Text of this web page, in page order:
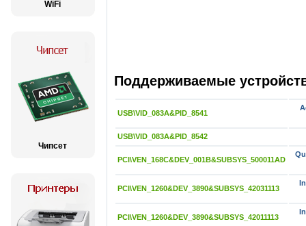
WiFi
Чипсет
Поддерживаемые
USB\VID_083A&PID_8541
USB\VID_083A&PID_8542
PCI\VEN_168C&DEV_001B&SUBSYS_500011AD
PCI\VEN_1260&DEV_3890&SUBSYS_42031113
PCI\VEN_1260&DEV_3890&SUBSYS_42011113